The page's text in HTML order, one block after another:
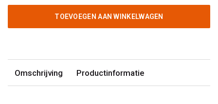
TOEVOEGEN AAN WINKELWAGEN
Omschrijving Productinformatie